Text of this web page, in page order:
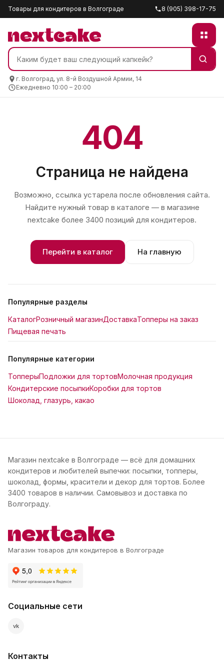
Товары для кондитеров в Волгограде 8 (905) 398-17-75
г. Волгоград, ул. 8-й Воздушной Армии, 14
Ежедневно 10:00 – 20:00
404
Страница не найдена
Возможно, ссылка устарела после обновления сайта.
Найдите нужный товар в каталоге — в магазине
nextcake более 3400 позиций для кондитеров.
Перейти в каталог На главную
Популярные разделы
КаталогРозничный магазинДоставкаТопперы на заказ
Пищевая печать
Популярные категории
ТопперыПодложки для тортовМолочная продукция
Кондитерские посыпкиКоробки для тортов
Шоколад, глазурь, какао
Магазин nextcake в Волгограде — всё для домашних
кондитеров и любителей выпечки: посыпки, топперы,
шоколад, формы, красители и декор для тортов. Более
3400 товаров в наличии. Самовывоз и доставка по
Волгограду.
Магазин товаров для кондитеров в Волгограде
Социальные сети
vk
Контакты